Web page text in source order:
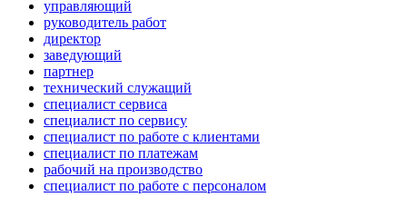
управляющий
руководитель работ
директор
заведующий
партнер
технический служащий
специалист сервиса
специалист по сервису
специалист по работе с клиентами
специалист по платежам
рабочий на производство
специалист по работе с персоналом